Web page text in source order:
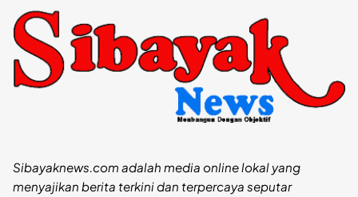
Sibayaknews.com adalah media online lokal yang
menyajikan berita terkini dan terpercaya seputar